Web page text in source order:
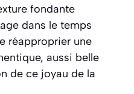
fondante
dans le temps
réapproprier une
aussi belle
de ce joyau de la